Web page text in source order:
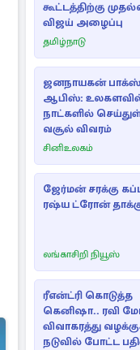
கூட்டத்திற்கு
விஜய் அழைப்பு
தமிழ்நாடு
ஜனநாயகன் பாக்ஸ்
ஆபிஸ்:
நாட்களில்
வசூல் விவரம்
சினிஉலகம்
ஜேர்மன் சரக்கு
ரஷ்ய ட்ரோன்
லங்காசிறி நியூஸ்
ரீஎன்ட்ரி கொடுத்த
கெனிஷா.. ரவி
விவாகரத்து
நடுவில் போட்ட